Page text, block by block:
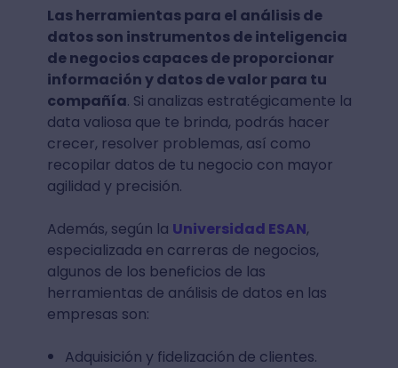
Las herramientas para el análisis de
datos son instrumentos de inteligencia
de negocios capaces de proporcionar
información y datos de valor para tu
compañía. Si analizas estratégicamente la
data valiosa que te brinda, podrás hacer
crecer, resolver problemas, así como
recopilar datos de tu negocio con mayor
agilidad y precisión.
Además, según la Universidad ESAN,
especializada en carreras de negocios,
algunos de los beneficios de las
herramientas de análisis de datos en las
empresas son:
Adquisición y fidelización de clientes.